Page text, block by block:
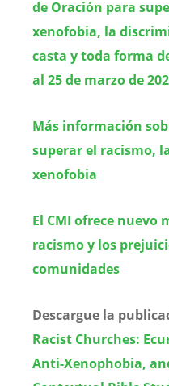
de Oración para
xenofobia, la
casta y toda forma
al 25 de marzo de
Más información
superar el racismo,
xenofobia
El CMI ofrece nuevo
racismo y los
comunidades
Descargue la
Racist Churches:
Anti-Xenophobia,